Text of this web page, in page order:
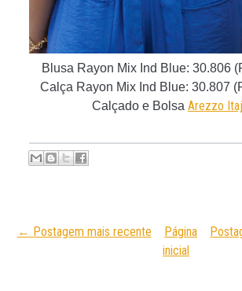
Blusa Rayon Mix Ind Blue: 30.806
Calça Rayon Mix Ind Blue: 30.807
Calçado e Bolsa Arezzo
← Postagem mais recente
Página
inicial